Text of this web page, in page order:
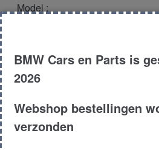
Model :
Motor type :
BMW Cars en Parts is
2026
Webshop bestellingen
verzonden